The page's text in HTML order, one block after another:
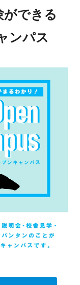
ができる
ンパス